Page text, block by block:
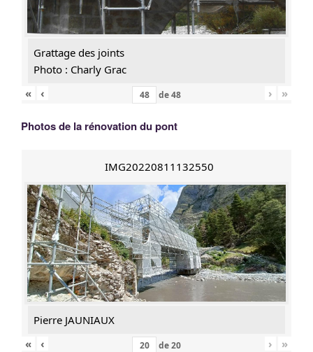
Grattage des joints
Photo : Charly Grac
«
‹ de48 › »
Photos de la rénovation du pont
IMG20220811132550
Pierre JAUNIAUX
«
‹ de20 › »